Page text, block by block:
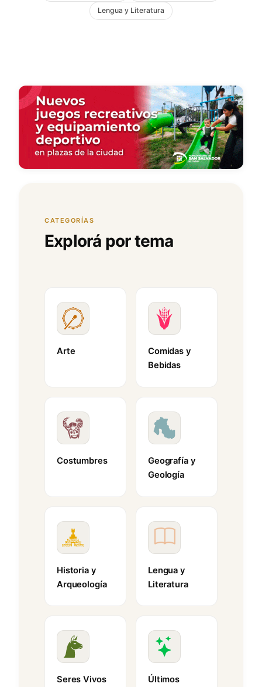
Lengua y Literatura
CATEGORÍAS
Explorá por tema
Arte
Comidas y
Bebidas
Costumbres
Geografía y
Geología
Historia y
Arqueología
Lengua y
Literatura
Seres Vivos
Últimos